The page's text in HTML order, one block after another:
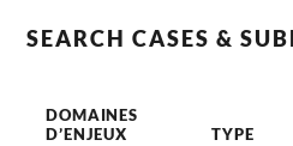
SEARCH CASES &
DOMAINES
D’ENJEUX
TYPE